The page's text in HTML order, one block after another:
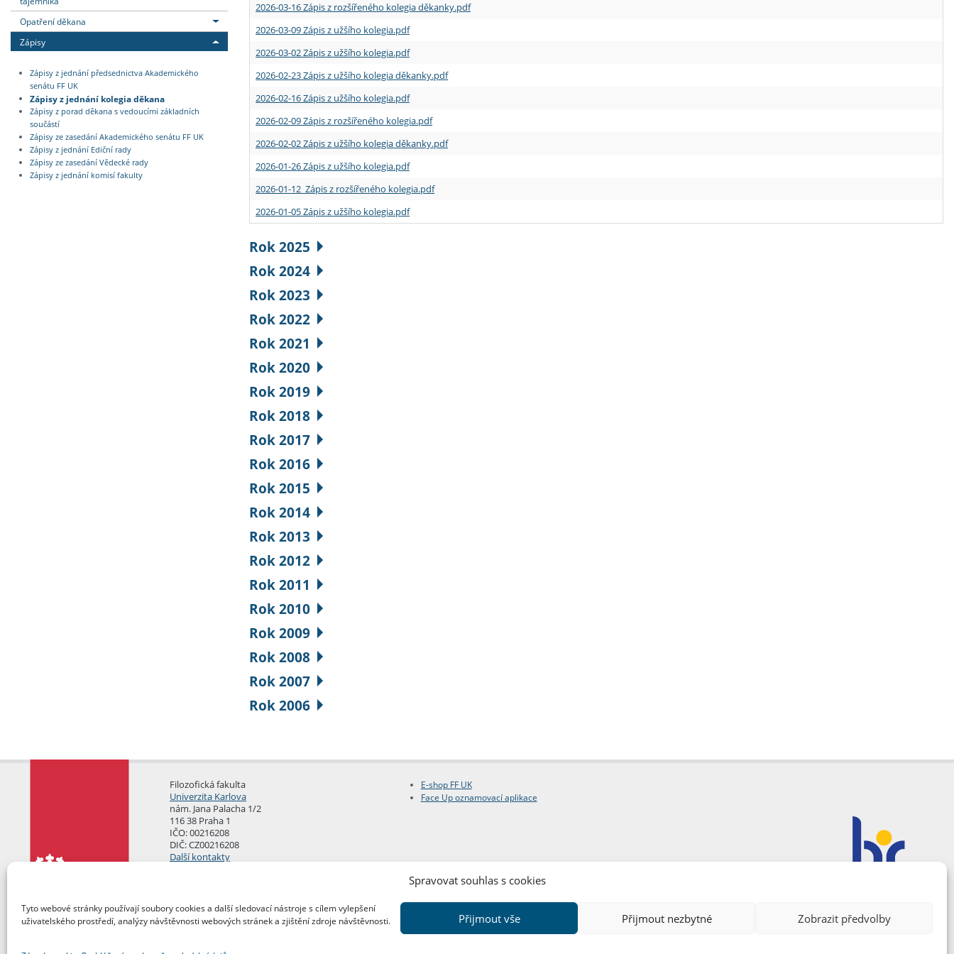
Spravovat souhlas s cookies
Tyto webové stránky používají soubory cookies a další sledovací nástroje s cílem vylepšení
uživatelského prostředí, analýzy návštěvnosti webových stránek a zjištění zdroje návštěvnosti.
Přijmout vše Přijmout nezbytné Zobrazit předvolby
Opatření děkana
Zápisy
Zápisy z jednání předsednictva Akademického
senátu FF UK
Zápisy z jednání kolegia děkana
Zápisy z porad děkana s vedoucími základních
součástí
Zápisy ze zasedání Akademického senátu FF UK
Zápisy z jednání Ediční rady
Zápisy ze zasedání Vědecké rady
Zápisy z jednání komisí fakulty
2026-03-16 Zápis z rozšířeného kolegia děkanky.pdf
2026-03-09 Zápis z užšího kolegia.pdf
2026-03-02 Zápis z užšího kolegia.pdf
2026-02-23 Zápis z užšího kolegia děkanky.pdf
2026-02-16 Zápis z užšího kolegia.pdf
2026-02-09 Zápis z rozšířeného kolegia.pdf
2026-02-02 Zápis z užšího kolegia děkanky.pdf
2026-01-26 Zápis z užšího kolegia.pdf
2026-01-12 Zápis z rozšířeného kolegia.pdf
2026-01-05 Zápis z užšího kolegia.pdf
Rok 2025
Rok 2024
Rok 2023
Rok 2022
Rok 2021
Rok 2020
Rok 2019
Rok 2018
Rok 2017
Rok 2016
Rok 2015
Rok 2014
Rok 2013
Rok 2012
Rok 2011
Rok 2010
Rok 2009
Rok 2008
Rok 2007
Rok 2006
Filozofická fakulta
Univerzita Karlova
nám. Jana Palacha 1/2
116 38 Praha 1
IČO: 00216208
DIČ: CZ00216208
Další kontakty
E-shop FF UK
Face Up oznamovací aplikace